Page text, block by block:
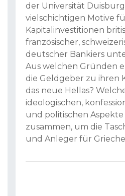
der Universität
vielschichtigen Motive
Kapitalinvestitionen
französischer,
deutscher Bankiers
Aus welchen Gründen
die Geldgeber zu ihren
das neue Hellas?
ideologischen,
und politischen
zusammen, um die
und Anleger für